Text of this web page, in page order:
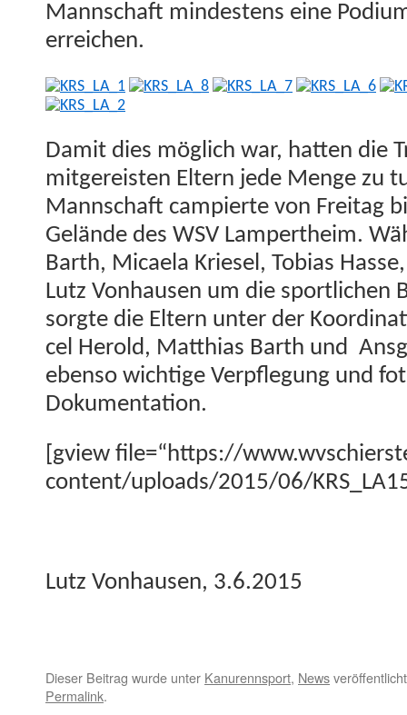
Mannschaft min­destens eine
erreichen.
Damit dies möglich war, hat­ten die
mit­gereis­ten Eltern jede Menge zu
Mannschaft campierte von Fre­itag
Gelände des WSV Lam­pertheim.
Barth, Micaela Kriesel, Tobias
Lutz Von­hausen um die sportlichen
sorgte die Eltern unter der
cel Herold, Matthias Barth und
eben­so wichtige Verpfle­gung und
Dokumentation.
[gview file=“https://
content/uploads/2015/06/
Lutz Von­hausen, 3.6.2015
Dieser Beitrag wurde unter Kanurennsport, News
Permalink.